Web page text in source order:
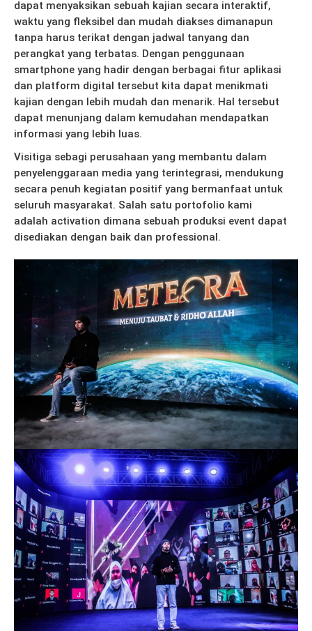
dapat menyaksikan sebuah kajian secara interaktif,
waktu yang fleksibel dan mudah diakses dimanapun
tanpa harus terikat dengan jadwal tanyang dan
perangkat yang terbatas. Dengan penggunaan
smartphone yang hadir dengan berbagai fitur aplikasi
dan platform digital tersebut kita dapat menikmati
kajian dengan lebih mudah dan menarik. Hal tersebut
dapat menunjang dalam kemudahan mendapatkan
informasi yang lebih luas.
Visitiga sebagi perusahaan yang membantu dalam
penyelenggaraan media yang terintegrasi, mendukung
secara penuh kegiatan positif yang bermanfaat untuk
seluruh masyarakat. Salah satu portofolio kami
adalah activation dimana sebuah produksi event dapat
disediakan dengan baik dan professional.